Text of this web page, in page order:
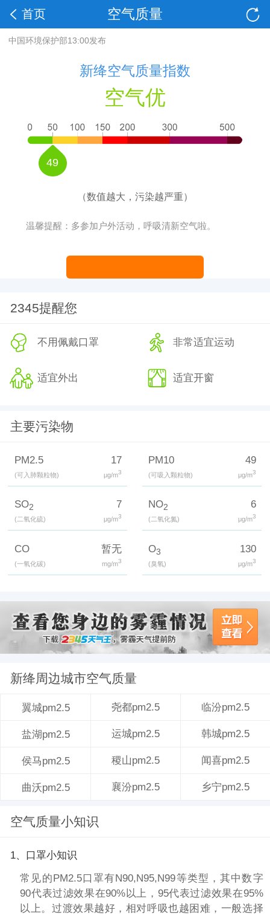
空气质量
首页
中国环境保护部13:00发布
新绛空气质量指数
空气优
49
（数值越大，污染越严重）
温馨提醒：多参加户外活动，呼吸清新空气啦。
2345提醒您
不用佩戴口罩 非常适宜运动
适宜外出 适宜开窗
主要污染物
PM2.5
(可入肺颗粒物)
17
μg/m3
PM10
(可吸入颗粒物)
49
μg/m3
SO2
(二氧化硫)
7
μg/m3
NO2
(二氧化氮)
6
μg/m3
CO
(一氧化碳)
暂无
mg/m3
O3
(臭氧)
130
μg/m3
新绛周边城市空气质量
翼城pm2.5 尧都pm2.5 临汾pm2.5
盐湖pm2.5 运城pm2.5 韩城pm2.5
侯马pm2.5 稷山pm2.5 闻喜pm2.5
曲沃pm2.5 襄汾pm2.5 乡宁pm2.5
空气质量小知识
1、口罩小知识
常见的PM2.5口罩有N90,N95,N99等类型，其中数字
90代表过滤效果在90%以上，95代表过滤效果在95%
以上。过渡效果越好，相对呼吸也越困难，一般选择